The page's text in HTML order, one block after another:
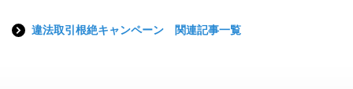
違法取引根絶キャンペーン 関連記事一覧